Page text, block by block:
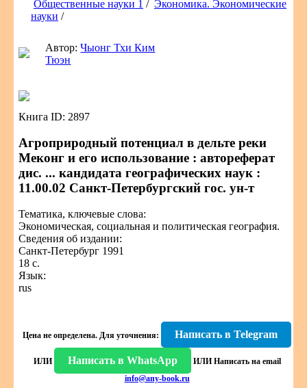
Общественные науки 1 / Экономика. Экономические
науки /
Автор:Чыонг Тхи Ким
Тюэн
Книга ID: 2897
Агроприродный потенциал в дельте реки
Меконг и его использование : автореферат
дис. ... кандидата географических наук :
11.00.02 Санкт-Петербургский гос. ун-т
Тематика, ключевые слова:
Экономическая, социальная и политическая география.
Сведения об издании:
Санкт-Петербург 1991
18 с.
Язык:
rus
Цена не определена. Для уточнения: Написать в Telegram
ИЛИ Написать в WhatsApp ИЛИ Написать на email
info@any-book.ru